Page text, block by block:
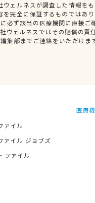
ェルネスが調査した情報を
完全に保証するものではあ
必ず該当の医療機関に直接ご
ウェルネスではその賠償の責
集部までご連絡をいただけま
ァイル
ァイル ジョブズ
ファイル
医療